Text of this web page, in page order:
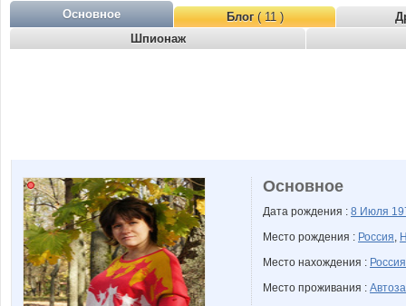
Основное Блог( 11 )
Шпионаж
Основное
Дата рождения : 8 Июля
Место рождения : Россия,
Место нахождения : Россия
Место проживания :